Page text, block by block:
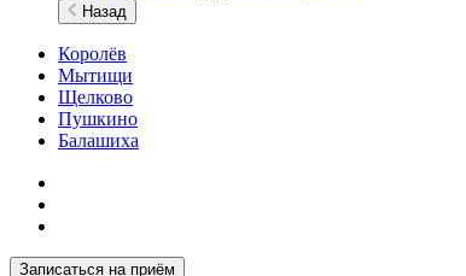
Назад
Королёв
Мытищи
Щелково
Пушкино
Балашиха
Записаться на приём